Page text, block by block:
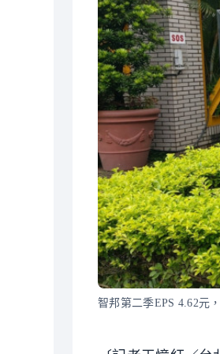
智邦第二季EPS 4.62元